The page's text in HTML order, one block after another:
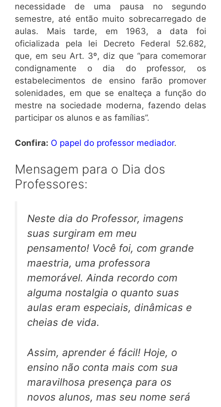
necessidade de uma pausa no segundo
semestre, até então muito sobrecarregado de
aulas. Mais tarde, em 1963, a data foi
oficializada pela lei Decreto Federal 52.682,
que, em seu Art. 3º, diz que “para comemorar
condignamente o dia do professor, os
estabelecimentos de ensino farão promover
solenidades, em que se enalteça a função do
mestre na sociedade moderna, fazendo delas
participar os alunos e as famílias”.
Confira: O papel do professor mediador.
Mensagem para o Dia dos
Professores:
Neste dia do Professor, imagens
suas surgiram em meu
pensamento! Você foi, com grande
maestria, uma professora
memorável. Ainda recordo com
alguma nostalgia o quanto suas
aulas eram especiais, dinâmicas e
cheias de vida.
Assim, aprender é fácil! Hoje, o
ensino não conta mais com sua
maravilhosa presença para os
novos alunos, mas seu nome será